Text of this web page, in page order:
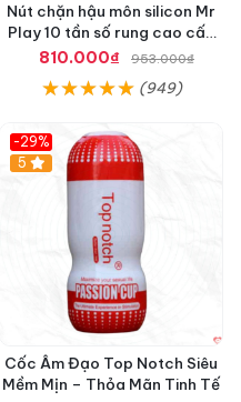
Nút chặn hậu môn silicon Mr
Play 10 tần số rung cao cấp
tăng khoái cảm
810.000₫ 953.000₫
(949)
-29%
5
Cốc Âm Đạo Top Notch Siêu
Mềm Mịn – Thỏa Mãn Tinh Tế